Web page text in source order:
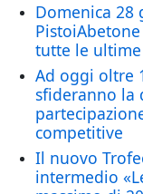
Domenica 28
tutte le
Ad oggi oltre
sfideranno la
competitive
Il nuovo
intermedio